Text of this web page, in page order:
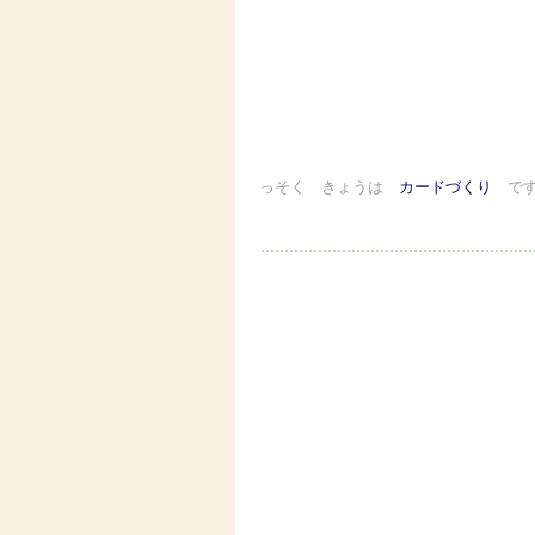
っそく きょうは カードづくり で